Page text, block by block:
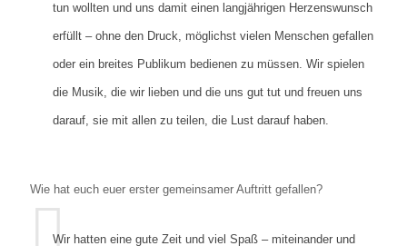
tun wollten und uns damit einen langjährigen Herzenswunsch
erfüllt – ohne den Druck, möglichst vielen Menschen gefallen
oder ein breites Publikum bedienen zu müssen. Wir spielen
die Musik, die wir lieben und die uns gut tut und freuen uns
darauf, sie mit allen zu teilen, die Lust darauf haben.
Wie hat euch euer erster gemeinsamer Auftritt gefallen?
Wir hatten eine gute Zeit und viel Spaß – miteinander und